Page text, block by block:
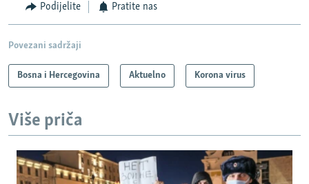
Podijelite Pratite nas
Povezani sadržaji
Bosna i Hercegovina Aktuelno Korona virus
Više priča